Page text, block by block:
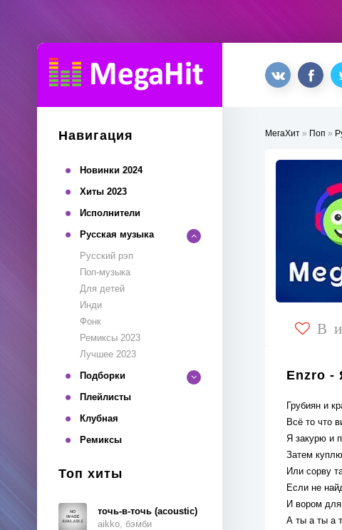
Навигация
Новинки 2024
Хиты 2023
Исполнители
Русская музыка
Русский рэп
Поп-музыка
Для детей
Инди
Фонк
Ремиксы 2023
Лучшее 2023
Подборки
Плейлисты
Клубная
Ремиксы
Топ хиты
точь-в-точь (acoustic)
aikko, бэмби
МегаХит » Поп »
В
Enzro -
Грубиян и
Всё то что
Я закурю и
Затем
Или сорву
Если не
И вором
А ты а ты а